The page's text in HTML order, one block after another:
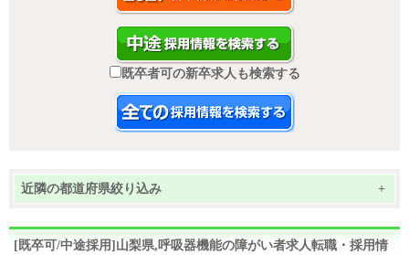
既卒者可の新卒求人も検索する
近隣の都道府県絞り込み +
[既卒可/中途採用]山梨県,呼吸器機能の障がい者求人転職・採用情